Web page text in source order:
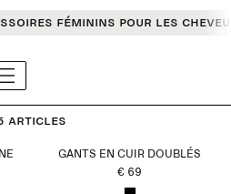
de styles pour compléter
féminins pour les
articles
GANTS EN CUIR DOUBLÉS
€ 69